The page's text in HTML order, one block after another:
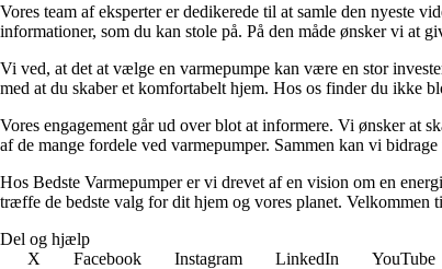
Vores team af eksperter er dedikerede til at samle den nyeste
informationer, som du kan stole på. På den måde ønsker vi at
Vi ved, at det at vælge en varmepumpe kan være en stor
med at du skaber et komfortabelt hjem. Hos os finder du ikke
Vores engagement går ud over blot at informere. Vi ønsker at
af de mange fordele ved varmepumper. Sammen kan vi
Hos Bedste Varmepumper er vi drevet af en vision om en
træffe de bedste valg for dit hjem og vores planet. Velkommen
Del og hjælp
X
Facebook Instagram LinkedIn YouTube